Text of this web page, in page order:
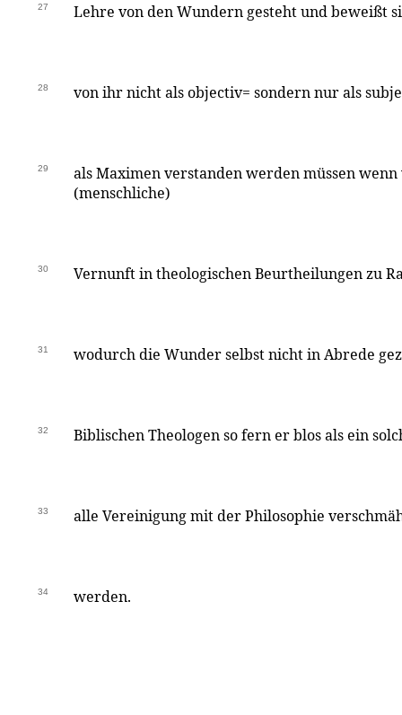
27 Lehre von den Wundern gesteht und beweißt
28 von ihr nicht als objectiv= sondern nur als
29
als Maximen verstanden werden müssen
(menschliche)
30 Vernunft in theologischen Beurtheilungen zu
31 wodurch die Wunder selbst nicht in Abrede
32 Biblischen Theologen so fern er blos als ein
33 alle Vereinigung mit der Philosophie
34 werden.